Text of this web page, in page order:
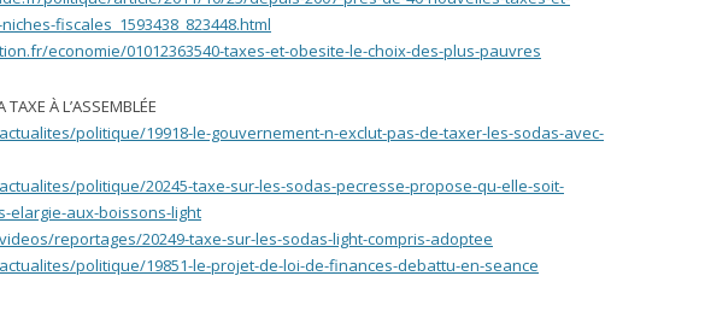
fiscales_1593438_823448.html
economie/01012363540-taxes-et-obesite-le-choix-des-plus-pauvres
À L’ASSEMBLÉE
politique/19918-le-gouvernement-n-exclut-pas-de-taxer-les-sodas-avec-
politique/20245-taxe-sur-les-sodas-pecresse-propose-qu-elle-soit-
elargie-aux-boissons-light
reportages/20249-taxe-sur-les-sodas-light-compris-adoptee
politique/19851-le-projet-de-loi-de-finances-debattu-en-seance